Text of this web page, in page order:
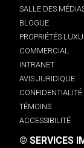
SALLE DES
BLOGUE
PROPRIÉTÉS
COMMERCIAL
INTRANET
AVIS JURIDIQUE
CONFIDENTIALITÉ
TÉMOINS
ACCESSIBILITÉ
© SERVICES